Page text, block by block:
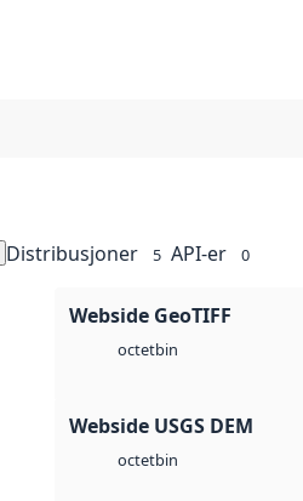
Distribusjoner 5 API-er 0
Webside GeoTIFF
octetbin
Webside USGS DEM
octetbin